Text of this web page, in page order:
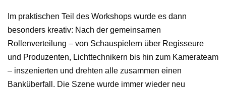
Im praktischen Teil des Workshops wurde es dann
besonders kreativ: Nach der gemeinsamen
Rollenverteilung – von Schauspielern über Regisseure
und Produzenten, Lichttechnikern bis hin zum Kamerateam
– inszenierten und drehten alle zusammen einen
Banküberfall. Die Szene wurde immer wieder neu